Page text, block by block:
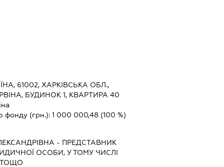
61002, ХАРКІВСЬКА ОБЛ.,
БУДИНОК 1, КВАРТИРА 40
фонду (грн.): 1 000 000,48(100 %)
- ПРЕДСТАВНИК
ОСОБИ, У ТОМУ ЧИСЛІ
ТОЩО